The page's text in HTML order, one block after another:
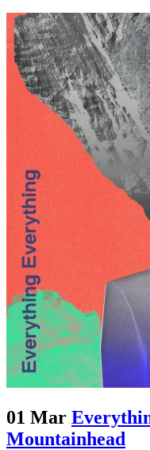
01 Mar
Mountainhead